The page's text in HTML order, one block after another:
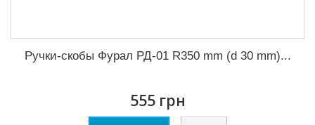
Ручки-скобы Фурал РД-01 R350 mm (d 30 mm)...
555 грн